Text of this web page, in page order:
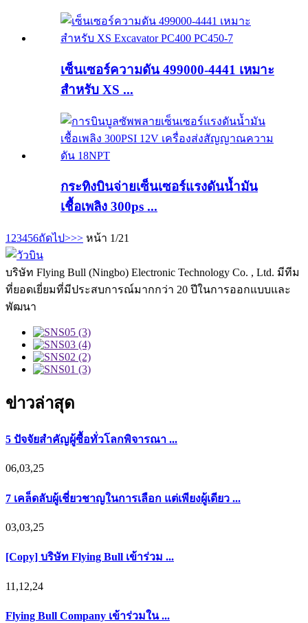
เซ็นเซอร์ความดัน 499000-4441 เหมาะ
สำหรับ XS ...
กระทิงบินจ่ายเซ็นเซอร์แรงดันน้ำมัน
เชื้อเพลิง 300ps ...
1 23456ถัดไป>>> หน้า 1/21
บริษัท Flying Bull (Ningbo) Electronic Technology Co. , Ltd. มีทีม
ที่ยอดเยี่ยมที่มีประสบการณ์มากกว่า 20 ปีในการออกแบบและ
พัฒนา
ข่าวล่าสุด
5 ปัจจัยสำคัญผู้ซื้อทั่วโลกพิจารณา ...
06,03,25
7 เคล็ดลับผู้เชี่ยวชาญในการเลือก แต่เพียงผู้เดียว ...
03,03,25
[Copy] บริษัท Flying Bull เข้าร่วม ...
11,12,24
Flying Bull Company เข้าร่วมใน ...